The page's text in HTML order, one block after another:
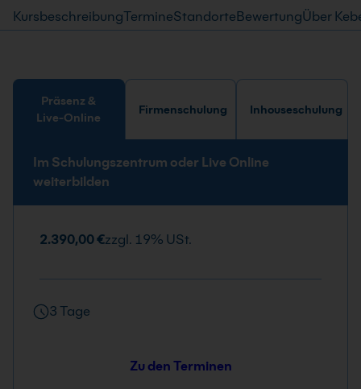
KursbeschreibungTermineStandorteBewertungÜber
Präsenz &
Live-Online
Firmenschulung Inhouseschulung
Im Schulungszentrum oder Live Online
weiterbilden
2.390,00 €zzgl. 19% USt.
3 Tage
Zu den Terminen